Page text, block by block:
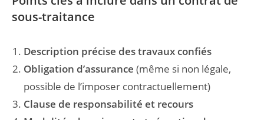
sous-traitance
Description précise des travaux confiés
Obligation d’assurance (même si non légale,
possible de l’imposer contractuellement)
Clause de responsabilité et recours